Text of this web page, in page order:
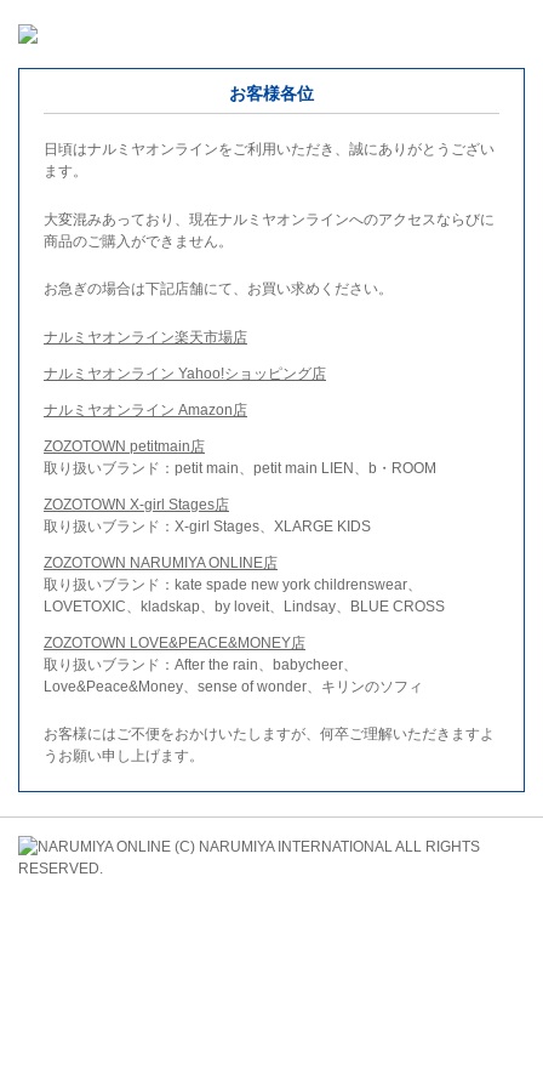
お客様各位
日頃はナルミヤオンラインをご利用いただき、誠にありがとうござい
ます。
大変混みあっており、現在ナルミヤオンラインへのアクセスならびに
商品のご購入ができません。
お急ぎの場合は下記店舗にて、お買い求めください。
ナルミヤオンライン楽天市場店
ナルミヤオンライン Yahoo!ショッピング店
ナルミヤオンライン Amazon店
ZOZOTOWN petitmain店
取り扱いブランド：petit main、petit main LIEN、b・ROOM
ZOZOTOWN X-girl Stages店
取り扱いブランド：X-girl Stages、XLARGE KIDS
ZOZOTOWN NARUMIYA ONLINE店
取り扱いブランド：kate spade new york childrenswear、
LOVETOXIC、kladskap、by loveit、Lindsay、BLUE CROSS
ZOZOTOWN LOVE&PEACE&MONEY店
取り扱いブランド：After the rain、babycheer、
Love&Peace&Money、sense of wonder、キリンのソフィ
お客様にはご不便をおかけいたしますが、何卒ご理解いただきますよ
うお願い申し上げます。